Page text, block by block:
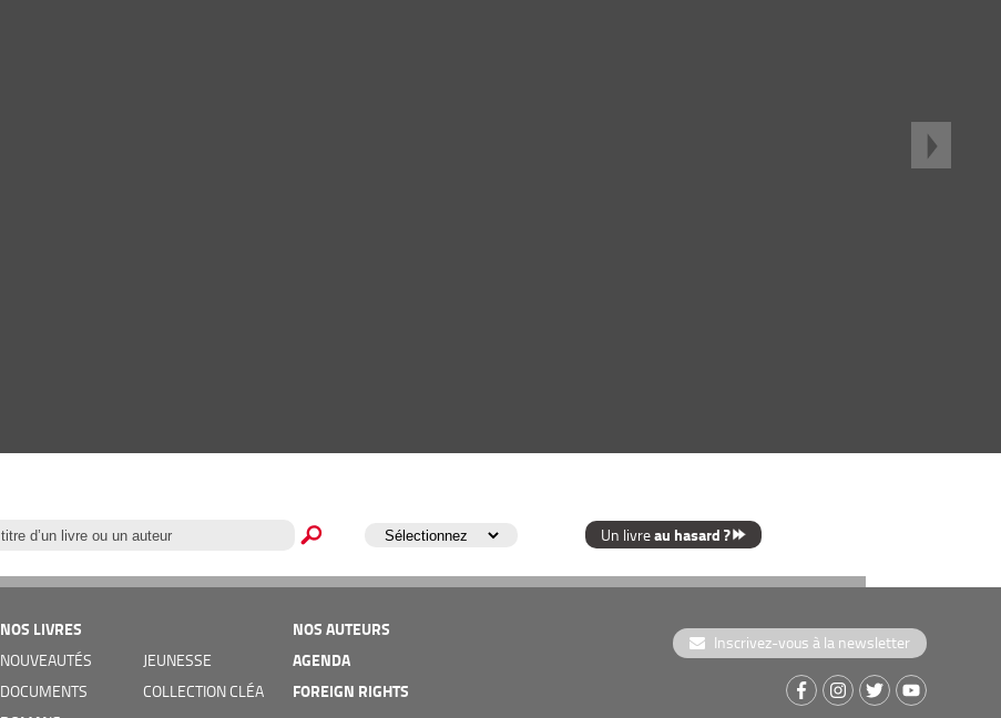
Un livreau hasard ?
NOS LIVRES
NOUVEAUTÉS
DOCUMENTS
JEUNESSE
COLLECTION CLÉA
NOS AUTEURS
AGENDA
FOREIGN RIGHTS
Inscrivez-vous à la newsletter